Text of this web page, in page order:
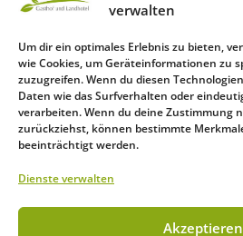
verwalten
Um dir ein optimales Erlebnis zu bieten,
wie Cookies, um Geräteinformationen zu
zuzugreifen. Wenn du diesen
Daten wie das Surfverhalten oder
verarbeiten. Wenn du deine Zustimmung
zurückziehst, können bestimmte
beeinträchtigt werden.
Dienste verwalten
Akzeptieren